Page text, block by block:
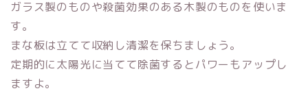
ガラス製のものや殺菌効果のある木製のものを使いま
す。
まな板は立てて収納し清潔を保ちましょう。
定期的に太陽光に当てて除菌するとパワーもアップし
ますよ。